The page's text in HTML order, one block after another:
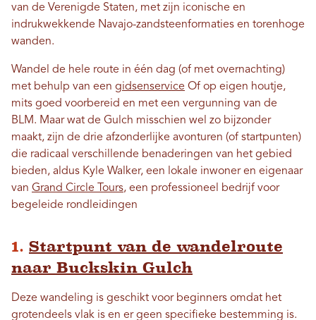
van de Verenigde Staten, met zijn iconische en
indrukwekkende Navajo-zandsteenformaties en torenhoge
wanden.
Wandel de hele route in één dag (of met overnachting)
met behulp van een gidsenservice Of op eigen houtje,
mits goed voorbereid en met een vergunning van de
BLM. Maar wat de Gulch misschien wel zo bijzonder
maakt, zijn de drie afzonderlijke avonturen (of startpunten)
die radicaal verschillende benaderingen van het gebied
bieden, aldus Kyle Walker, een lokale inwoner en eigenaar
van Grand Circle Tours, een professioneel bedrijf voor
begeleide rondleidingen
1. Startpunt van de wandelroute
naar Buckskin Gulch
Deze wandeling is geschikt voor beginners omdat het
grotendeels vlak is en er geen specifieke bestemming is.